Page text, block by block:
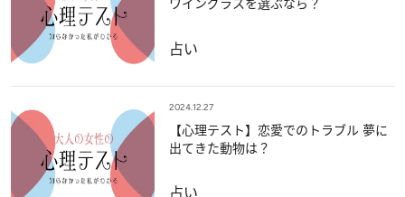
占い
2024.12.27
【心理テスト】恋愛でのトラブル 夢に
出てきた動物は？
占い